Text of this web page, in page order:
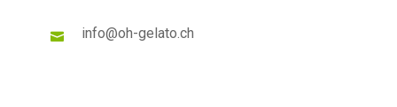
info@oh-gelato.ch